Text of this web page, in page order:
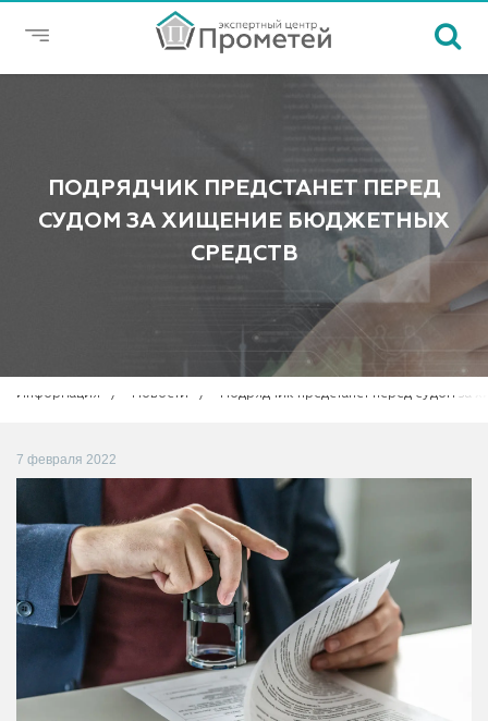
ПОДРЯДЧИК ПРЕДСТАНЕТ ПЕРЕД
СУДОМ ЗА ХИЩЕНИЕ БЮДЖЕТНЫХ
СРЕДСТВ
Информация Новости Подрядчик предстанет перед судом за
7 февраля 2022